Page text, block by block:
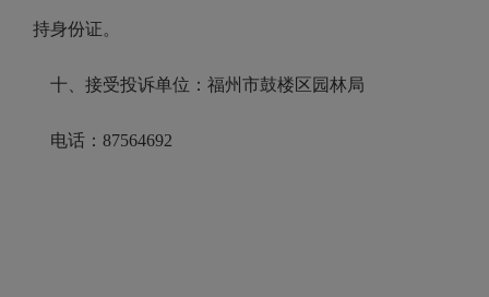
持身份证。
十、接受投诉单位：福州市鼓楼区园林局
电话：87564692